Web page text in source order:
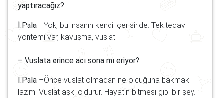
yaptıracağız?
İ.Pala –Yok, bu insanın kendi içerisinde. Tek tedavi
yöntemi var, kavuşma, vuslat.
– Vuslata erince acı sona mı eriyor?
İ.Pala –Önce vuslat olmadan ne olduğuna bakmak
lazım. Vuslat aşkı öldürür. Hayatın bitmesi gibi bir şey.